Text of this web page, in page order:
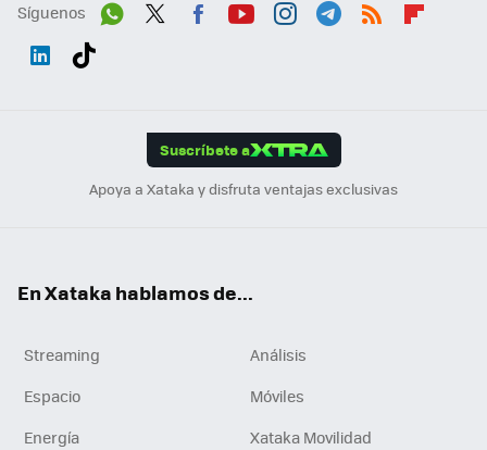
Síguenos
Suscríbete a
Apoya a Xataka y disfruta ventajas exclusivas
En Xataka hablamos de...
Streaming
Análisis
Espacio
Móviles
Energía
Xataka Movilidad